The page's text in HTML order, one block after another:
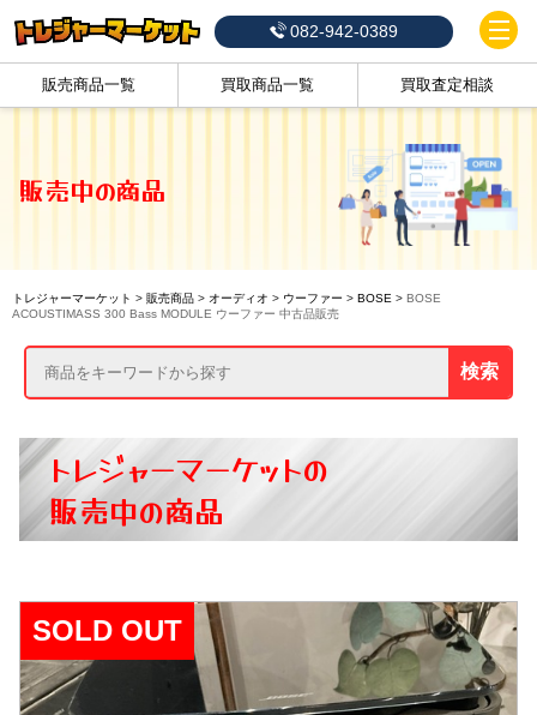
082-942-0389
販売商品一覧 買取商品一覧 買取査定相談
販売中の商品
トレジャーマーケット > 販売商品> オーディオ > ウーファー > BOSE> BOSE
ACOUSTIMASS 300 Bass MODULE ウーファー 中古品販売
検索
トレジャーマーケットの
販売中の商品
SOLD OUT